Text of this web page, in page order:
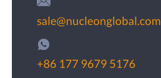
sale@nucleonglobal.com
+86 177 9679 5176